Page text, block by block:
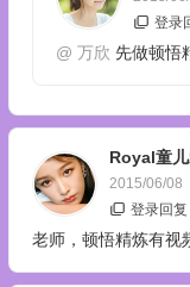
登录
@ 万欣 先做顿悟
Royal童
2015/06/08
登录回复
老师，顿悟精炼有视